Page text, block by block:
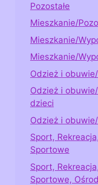
Pozostałe
Mieszkanie/
Mieszkanie/
Mieszkanie/
Odzież i
Odzież i
dzieci
Odzież i
Sport,
Sportowe
Sport,
Sportowe,